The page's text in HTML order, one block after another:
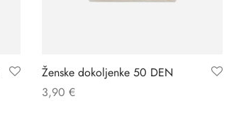
Ženske dokoljenke 50 DEN
3,90 €